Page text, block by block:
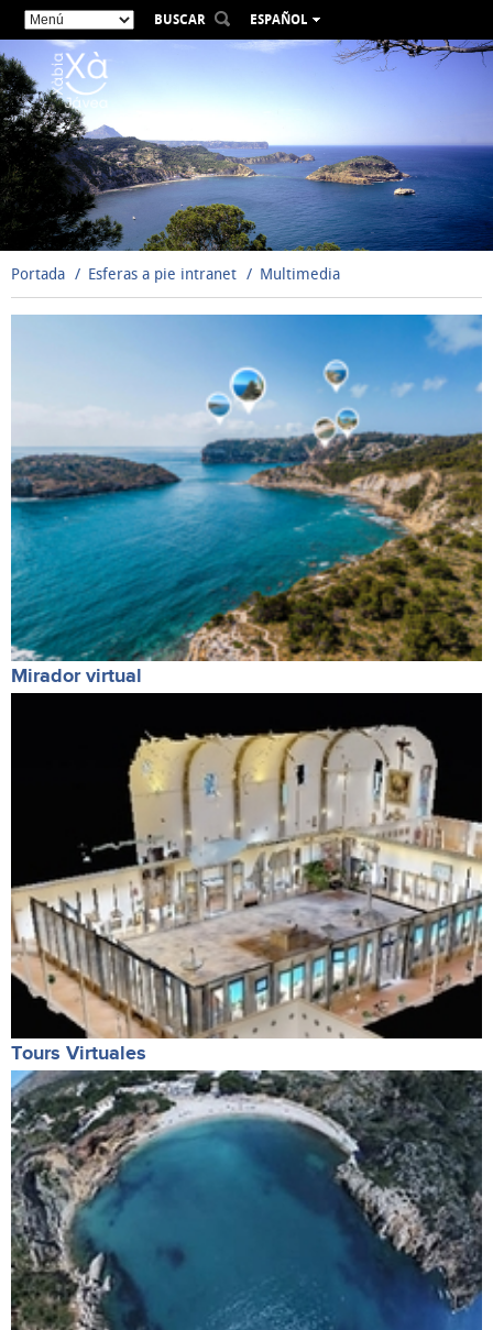
BUSCAR
ESPAÑOL
VALENCIÀ
DEUTSCH
РУССКИЙ
Portada Esferas a pie intranet Multimedia
Mirador virtual
Tours Virtuales